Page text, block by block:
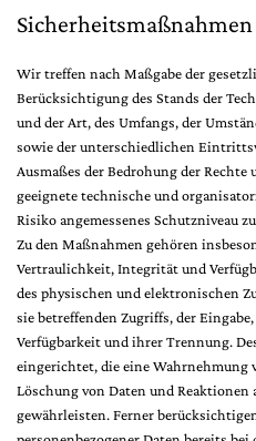
Sicherheitsmaßnahmen
Wir treffen nach Maßgabe der
Berücksichtigung des Stands der
und der Art, des Umfangs, der
sowie der unterschiedlichen
Ausmaßes der Bedrohung der
geeignete technische und
Risiko angemessenes Schutzniveau
Zu den Maßnahmen gehören
Vertraulichkeit, Integrität und
des physischen und elektronischen
sie betreffenden Zugriffs, der
Verfügbarkeit und ihrer Trennung.
eingerichtet, die eine Wahrnehmung
Löschung von Daten und Reaktionen
gewährleisten. Ferner